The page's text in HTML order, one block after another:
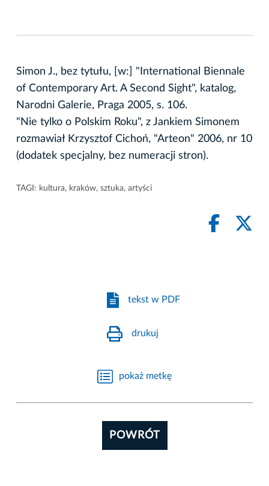
Simon J., bez tytułu, [w:] "International Biennale
of Contemporary Art. A Second Sight", katalog,
Narodni Galerie, Praga 2005, s. 106.
"Nie tylko o Polskim Roku", z Jankiem Simonem
rozmawiał Krzysztof Cichoń, "Arteon" 2006, nr 10
(dodatek specjalny, bez numeracji stron).
TAGI: kultura, kraków, sztuka, artyści
tekst w PDF
drukuj
pokaż metkę
POWRÓT